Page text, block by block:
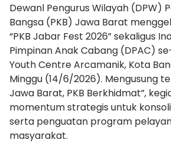
Dewanl Pengurus Wilayah (DPW)
Bangsa (PKB) Jawa Barat
“PKB Jabar Fest 2026” sekaligus
Pimpinan Anak Cabang (DPAC)
Youth Centre Arcamanik, Kota
Minggu (14/6/2026). Mengusung
Jawa Barat, PKB Berkhidmat”,
momentum strategis untuk
serta penguatan program
masyarakat.